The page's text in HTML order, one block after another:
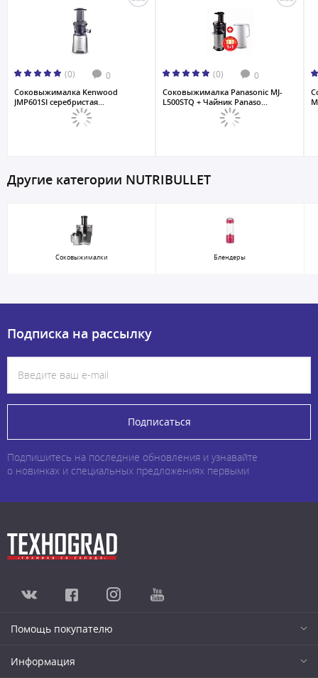
(0) 0
Соковыжималкa Kenwood
JMP601SI серебристая...
(0) 0
Соковыжималка Panasonic MJ-
L500STQ + Чайник Panaso...
Другие категории NUTRIBULLET
Соковыжималки Блендеры
Подписка на рассылку
Подписаться
Подпишитесь на последние обновления и узнавайте
о новинках и специальных предложениях первыми
Помощь покупателю
Информация